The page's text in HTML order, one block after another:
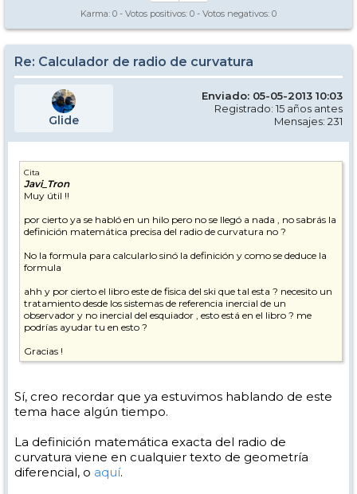
Karma: 0 - Votos positivos: 0 - Votos negativos: 0
Re: Calculador de radio de curvatura
Glide
Enviado: 05-05-2013 10:03
Registrado: 15 años antes
Mensajes: 231
Cita
Javi_Tron
Muy útil !!
por cierto ya se habló en un hilo pero no se llegó a nada , no sabrás la
definición matemática precisa del radio de curvatura no ?
No la formula para calcularlo sinó la definición y como se deduce la
formula
ahh y por cierto el libro este de fisica del ski que tal esta ? necesito un
tratamiento desde los sistemas de referencia inercial de un
observador y no inercial del esquiador , esto está en el libro ? me
podrías ayudar tu en esto ?
Gracias !
Sí, creo recordar que ya estuvimos hablando de este
tema hace algún tiempo.
La definición matemática exacta del radio de
curvatura viene en cualquier texto de geometría
diferencial, o aquí.